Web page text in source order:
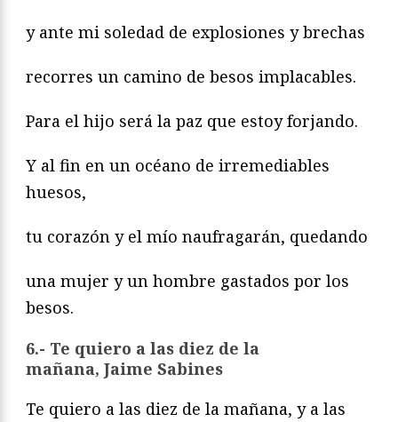
y ante mi soledad de explosiones y brechas
recorres un camino de besos implacables.
Para el hijo será la paz que estoy forjando.
Y al fin en un océano de irremediables
huesos,
tu corazón y el mío naufragarán, quedando
una mujer y un hombre gastados por los
besos.
6.- Te quiero a las diez de la
mañana, Jaime Sabines
Te quiero a las diez de la mañana, y a las